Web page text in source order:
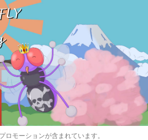
ロモーションが含まれています。